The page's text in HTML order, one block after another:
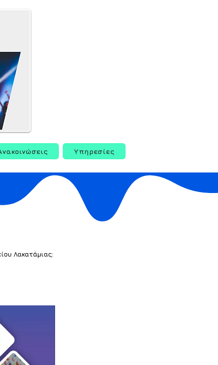
Υπηρεσίες
Λακατάμιας: